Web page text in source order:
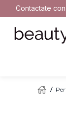
Contactate
2.
4.
cher